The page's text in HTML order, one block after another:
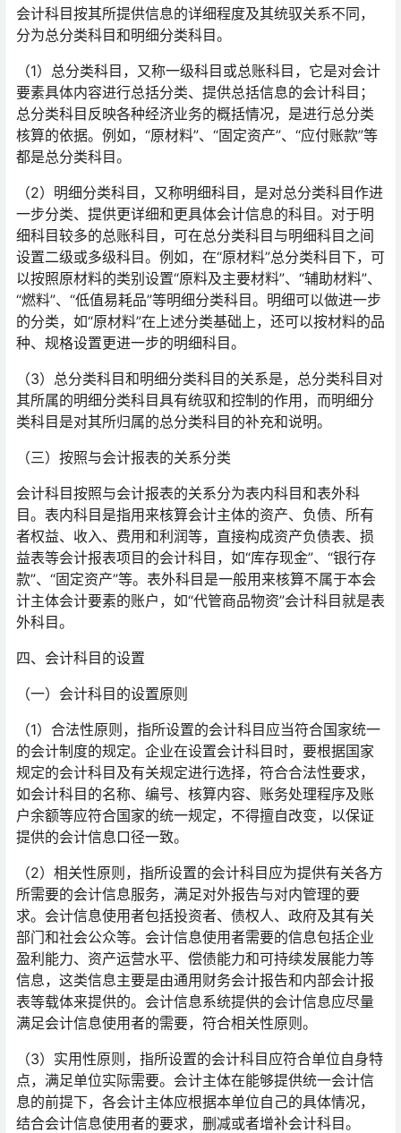
会计科目按其所提供信息的详细程度及其统驭关系不同，
分为总分类科目和明细分类科目。
（1）总分类科目，又称一级科目或总账科目，它是对会计
要素具体内容进行总括分类、提供总括信息的会计科目；
总分类科目反映各种经济业务的概括情况，是进行总分类
核算的依据。例如，“原材料”、“固定资产”、“应付账款”等
都是总分类科目。
（2）明细分类科目，又称明细科目，是对总分类科目作进
一步分类、提供更详细和更具体会计信息的科目。对于明
细科目较多的总账科目，可在总分类科目与明细科目之间
设置二级或多级科目。例如，在“原材料”总分类科目下，可
以按照原材料的类别设置“原料及主要材料”、“辅助材料”、
“燃料”、“低值易耗品”等明细分类科目。明细可以做进一步
的分类，如“原材料”在上述分类基础上，还可以按材料的品
种、规格设置更进一步的明细科目。
（3）总分类科目和明细分类科目的关系是，总分类科目对
其所属的明细分类科目具有统驭和控制的作用，而明细分
类科目是对其所归属的总分类科目的补充和说明。
（三）按照与会计报表的关系分类
会计科目按照与会计报表的关系分为表内科目和表外科
目。表内科目是指用来核算会计主体的资产、负债、所有
者权益、收入、费用和利润等，直接构成资产负债表、损
益表等会计报表项目的会计科目，如“库存现金”、“银行存
款”、“固定资产”等。表外科目是一般用来核算不属于本会
计主体会计要素的账户，如“代管商品物资”会计科目就是表
外科目。
四、会计科目的设置
（一）会计科目的设置原则
（1）合法性原则，指所设置的会计科目应当符合国家统一
的会计制度的规定。企业在设置会计科目时，要根据国家
规定的会计科目及有关规定进行选择，符合合法性要求，
如会计科目的名称、编号、核算内容、账务处理程序及账
户余额等应符合国家的统一规定，不得擅自改变，以保证
提供的会计信息口径一致。
（2）相关性原则，指所设置的会计科目应为提供有关各方
所需要的会计信息服务，满足对外报告与对内管理的要
求。会计信息使用者包括投资者、债权人、政府及其有关
部门和社会公众等。会计信息使用者需要的信息包括企业
盈利能力、资产运营水平、偿债能力和可持续发展能力等
信息，这类信息主要是由通用财务会计报告和内部会计报
表等载体来提供的。会计信息系统提供的会计信息应尽量
满足会计信息使用者的需要，符合相关性原则。
（3）实用性原则，指所设置的会计科目应符合单位自身特
点，满足单位实际需要。会计主体在能够提供统一会计信
息的前提下，各会计主体应根据本单位自己的具体情况，
结合会计信息使用者的要求，删减或者增补会计科目。